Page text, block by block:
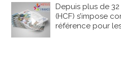
Depuis plus de
(HCF) s’impose
référence pour